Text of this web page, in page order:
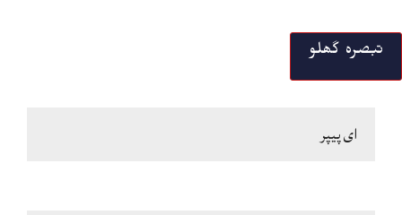
ای پیپر